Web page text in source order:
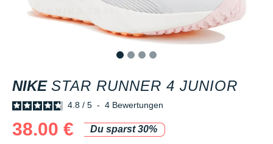
NIKE STAR RUNNER 4 JUNIOR
4.8 / 5 - 4 Bewertungen
38.00 €
Du sparst 30%